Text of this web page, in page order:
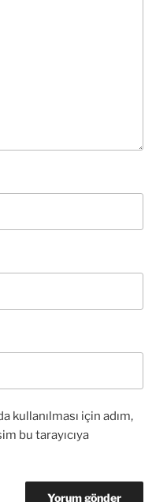
kullanılması için adım,
bu tarayıcıya